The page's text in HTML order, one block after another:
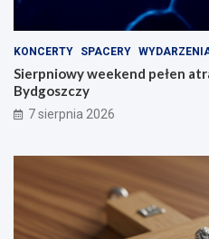
KONCERTY SPACERY
Sierpniowy weekend pełen
Bydgoszczy
7 sierpnia 2026